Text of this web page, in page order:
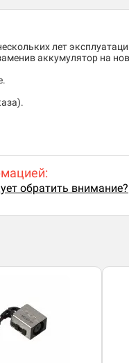
лет
аккумулятор на
обратить внимание?